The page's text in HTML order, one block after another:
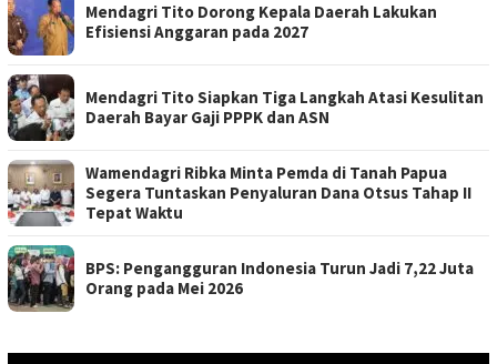
Mendagri Tito Dorong Kepala Daerah Lakukan
Efisiensi Anggaran pada 2027
Mendagri Tito Siapkan Tiga Langkah Atasi Kesulitan
Daerah Bayar Gaji PPPK dan ASN
Wamendagri Ribka Minta Pemda di Tanah Papua
Segera Tuntaskan Penyaluran Dana Otsus Tahap II
Tepat Waktu
BPS: Pengangguran Indonesia Turun Jadi 7,22 Juta
Orang pada Mei 2026